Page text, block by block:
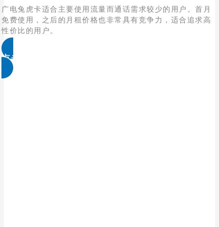
广电兔虎卡适合主要使用流量而通话需求较少的用户。首月
免费使用，之后的月租价格也非常具有竞争力，适合追求高
性价比的用户。
点击领取